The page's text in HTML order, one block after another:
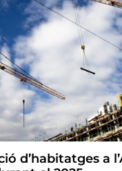
d’habitatges a